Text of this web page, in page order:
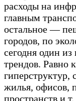
расходы на
главным
остальное —
городов, по
сегодня один
трендов. Равно
гиперструктур,
жилья, офисов,
пространств и т.